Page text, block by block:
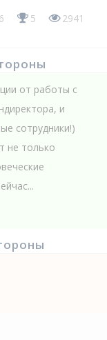
5 2941
от работы с
и
сотрудники!)
не только